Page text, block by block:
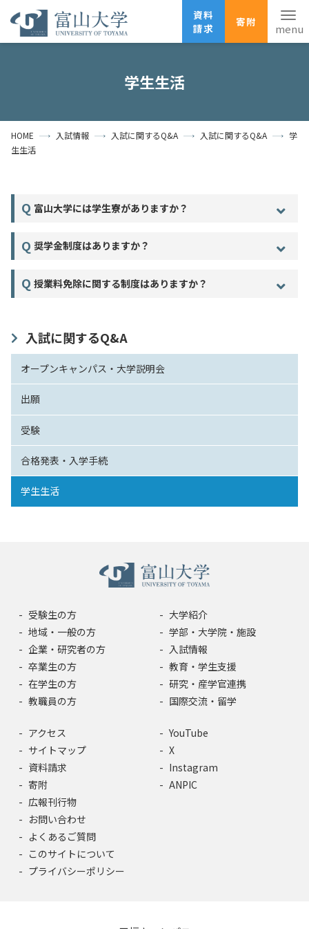
資料
請求
寄附
資料請求
寄附
広報刊行物
卒業生の方 教職員の方
大学紹介
学部・大学院・施設
教育・学生支援
国際交流・留学
学生生活
HOME 入試情報 入試に関するQ&A 入試に関するQ&A
学
生生活
入試に関するQ&A
オープンキャンパス・大学説明会
出願
受験
合格発表・入学手続
学生生活
富山大学には学生寮がありますか？
奨学金制度はありますか？
授業料免除に関する制度はありますか？
受験生の方
地域・一般の方
企業・研究者の方
卒業生の方
在学生の方
教職員の方
大学紹介
学部・大学院・施設
入試情報
教育・学生支援
研究・産学官連携
国際交流・留学
アクセス
サイトマップ
資料請求
寄附
広報刊行物
お問い合わせ
よくあるご質問
このサイトについて
プライバシーポリシー
YouTube
X
Instagram
ANPIC